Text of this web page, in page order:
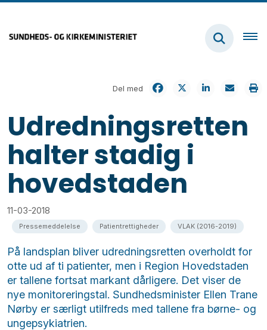
Del med
Udredningsretten
halter stadig i
hovedstaden
11-03-2018
Pressemeddelelse Patientrettigheder VLAK (2016-2019)
På landsplan bliver udredningsretten overholdt for
otte ud af ti patienter, men i Region Hovedstaden
er tallene fortsat markant dårligere. Det viser de
nye monitoreringstal. Sundhedsminister Ellen Trane
Nørby er særligt utilfreds med tallene fra børne- og
ungepsykiatrien.